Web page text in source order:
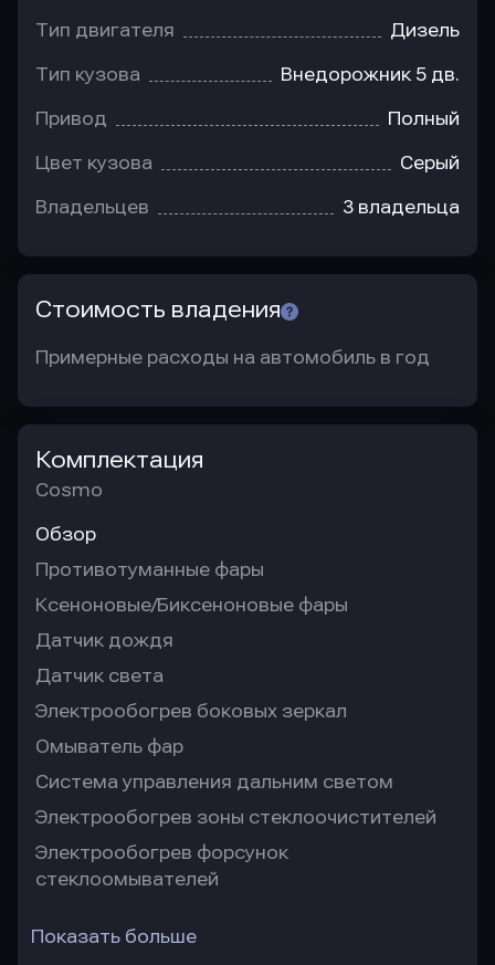
Тип двигателя Дизель
Тип кузова Внедорожник 5 дв.
Привод Полный
Цвет кузова Серый
Владельцев 3 владельца
Стоимость владения
Примерные расходы на автомобиль в год
Комплектация
Cosmo
Обзор
Противотуманные фары
Ксеноновые/Биксеноновые фары
Датчик дождя
Датчик света
Электрообогрев боковых зеркал
Омыватель фар
Система управления дальним светом
Электрообогрев зоны стеклоочистителей
Электрообогрев форсунок
стеклоомывателей
Показать больше